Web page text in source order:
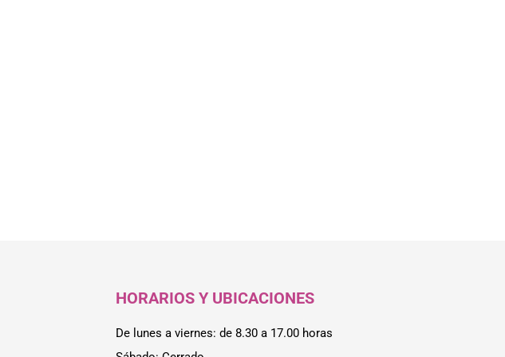
HORARIOS Y UBICACIONES
De lunes a viernes: de 8.30 a 17.00 horas